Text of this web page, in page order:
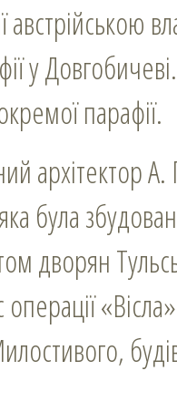
австрійською
у
парафії.
архітектор
була
дворян